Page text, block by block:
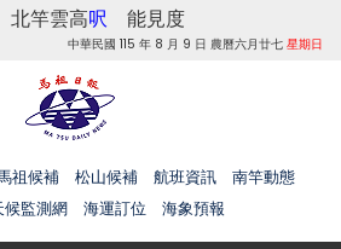
北竿雲高呎 能見度
中華民國 115 年 8 月 9 日 農曆六月廿七 星期日
祖候補 松山候補 航班資訊
南竿動態
候監測網 海運訂位 海象預報